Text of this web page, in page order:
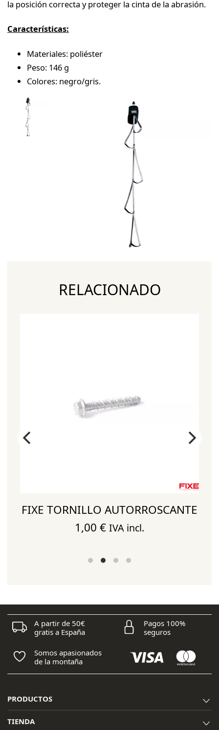
la posición correcta y proteger la cinta de la abrasión.
Características:
Materiales: poliéster
Peso: 146 g
Colores: negro/gris.
RELACIONADO
FIXE TORNILLO AUTORROSCANTE
1,00 € IVA incl.
A partir de 50€
gratis a España
Pagos 100%
seguros
Somos apasionados
de la montaña
PRODUCTOS
TIENDA